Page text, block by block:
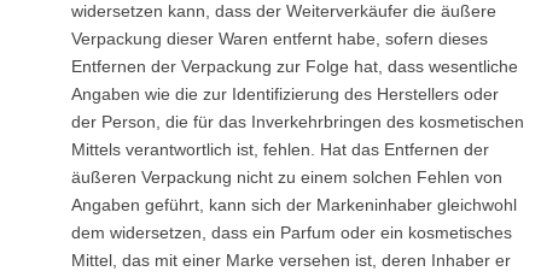
widersetzen kann, dass der Weiterverkäufer die äußere
Verpackung dieser Waren entfernt habe, sofern dieses
Entfernen der Verpackung zur Folge hat, dass wesentliche
Angaben wie die zur Identifizierung des Herstellers oder
der Person, die für das Inverkehrbringen des kosmetischen
Mittels verantwortlich ist, fehlen. Hat das Entfernen der
äußeren Verpackung nicht zu einem solchen Fehlen von
Angaben geführt, kann sich der Markeninhaber gleichwohl
dem widersetzen, dass ein Parfum oder ein kosmetisches
Mittel, das mit einer Marke versehen ist, deren Inhaber er